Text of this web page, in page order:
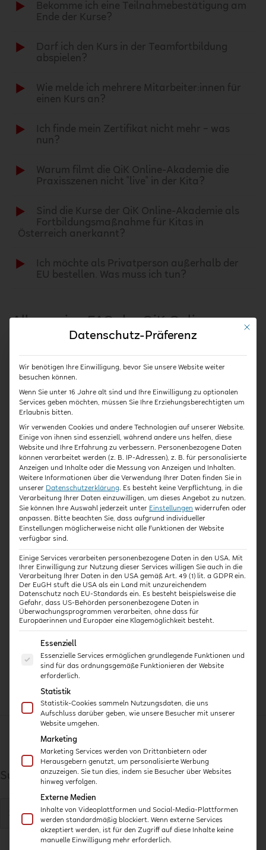
Bekomme ich eine Teilnahmebestätigung am
Ende der Kurse?
Darf ich den Kurs in der Teamfortbildung
abspielen?
Wie melde ich mehrere Mitarbeiter:innen für
einen Kurs an?
Ich finde mein Zertifikat nicht mehr – was
nun?
Warum filmt die QiK Online-Akademie die
Praxisszenen nicht "live" in der Kita?
Sind die Kurse der QiK Online-Akademie als
Fortbildungsmaßnahme für Kitas in
Österreich anerkannt?
Ich möchte als Privatperson außerhalb der
EU bestellen. Was muss ich tun?
Allgemeine FAQ der QiK Online-
Akademie
Welche Online-Seminare bietet die QiK
Online-Akademie für Erzieher:innen an?
Was ist der Unterschied zwischen
Online-Akademie?
Warum sind Fortbildungen für Erzieher:innen
wichtig?
Sind die Online-Seminare der QiK Online-
Akademie auch für Berufseinsteiger:innen im
Erzieher:innenberuf geeignet?
Erhalte ich eine Teilnahmebescheinigung für
Seminare oder Fortbildungen?
Können auch ganze Kita-Teams an einer
Fortbildung teilnehmen?
Was kostet die Teilnahme an einem Online-
Seminar bei der QiK Online-Akademie?
Gibt es Fördermöglichkeiten für
Fortbildungen für Erzieher:innen?
Suche
Suchen
Mit
Datenschutz-Präferenz
Wir benötigen Ihre Einwilligung, bevor Sie unsere Website weiter
besuchen können.
Wenn Sie unter 16 Jahre alt sind und Ihre Einwilligung zu optionalen
Services geben möchten, müssen Sie Ihre Erziehungsberechtigten um
Erlaubnis bitten.
Wir verwenden Cookies und andere Technologien auf unserer Website.
Einige von ihnen sind essenziell, während andere uns helfen, diese
Website und Ihre Erfahrung zu verbessern. Personenbezogene Daten
können verarbeitet werden (z. B. IP-Adressen), z. B. für personalisierte
Anzeigen und Inhalte oder die Messung von Anzeigen und Inhalten.
Weitere Informationen über die Verwendung Ihrer Daten finden Sie in
unserer Datenschutzerklärung. Es besteht keine Verpflichtung, in die
Verarbeitung Ihrer Daten einzuwilligen, um dieses Angebot zu nutzen.
Sie können Ihre Auswahl jederzeit unter Einstellungen widerrufen oder
anpassen. Bitte beachten Sie, dass aufgrund individueller
Einstellungen möglicherweise nicht alle Funktionen der Website
verfügbar sind.
Einige Services verarbeiten personenbezogene Daten in den USA. Mit
Ihrer Einwilligung zur Nutzung dieser Services willigen Sie auch in die
Verarbeitung Ihrer Daten in den USA gemäß Art. 49 (1) lit. a GDPR ein.
Der EuGH stuft die USA als ein Land mit unzureichendem
Datenschutz nach EU-Standards ein. Es besteht beispielsweise die
Gefahr, dass US-Behörden personenbezogene Daten in
Überwachungsprogrammen verarbeiten, ohne dass für
Europäerinnen und Europäer eine Klagemöglichkeit besteht.
Es folgt eine Liste der Service-Gruppen, für die eine
Essenziell
Essenzielle Services ermöglichen grundlegende Funktionen und
sind für das ordnungsgemäße Funktionieren der Website
erforderlich.
Statistik
Statistik-Cookies sammeln Nutzungsdaten, die uns
Aufschluss darüber geben, wie unsere Besucher mit unserer
Website umgehen.
Marketing
Marketing Services werden von Drittanbietern oder
Herausgebern genutzt, um personalisierte Werbung
anzuzeigen. Sie tun dies, indem sie Besucher über Websites
hinweg verfolgen.
Externe Medien
Inhalte von Videoplattformen und Social-Media-Plattformen
werden standardmäßig blockiert. Wenn externe Services
akzeptiert werden, ist für den Zugriff auf diese Inhalte keine
manuelle Einwilligung mehr erforderlich.